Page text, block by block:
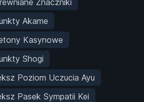
Akame
Kasynowe
Shogi
Poziom Uczucia Ayu
Pasek Sympatii Kei